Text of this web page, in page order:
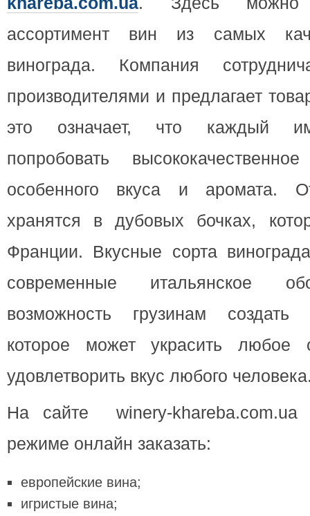
ассортимент вин из самых
винограда. Компания
производителями и предлагает
это означает, что каждый
попробовать
особенного вкуса и аромата.
хранятся в дубовых бочках,
Франции. Вкусные сорта
современные итальянское
возможность грузинам создать
которое может украсить любое
удовлетворить вкус любого
На сайте winery-
режиме онлайн заказать:
европейские вина;
игристые вина;